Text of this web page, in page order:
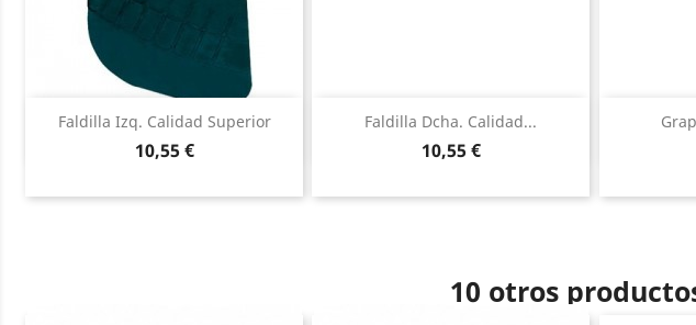
Faldilla Izq. Calidad Superior
Precio
10,55 €
Vista rápida Faldilla Dcha. Calidad...
Precio
10,55 €
Vista rápida
10 otros